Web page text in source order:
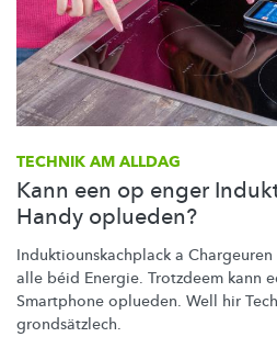
TECHNIK AM ALLDAG
Kann een op enger
Handy oplueden?
Induktiounskachplack a
alle béid Energie. Trotzdeem kann
Smartphone oplueden. Well hir
grondsätzlech.